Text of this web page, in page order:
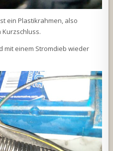
ein Plastikrahmen, also
mit einem Stromdieb wieder